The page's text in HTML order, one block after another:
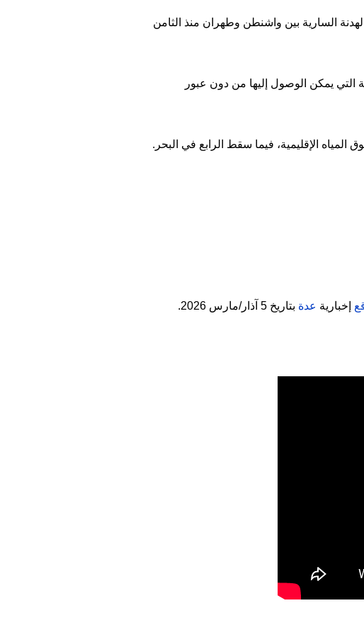
السارية بين واشنطن وطهران منذ الثامن
التي يمكن الوصول إليها من دون عبور
المياه الإقليمية، فيما سقط الرابع في البحر.
إخبارية عدة
بتاريخ 5 آذار/مارس 2026.